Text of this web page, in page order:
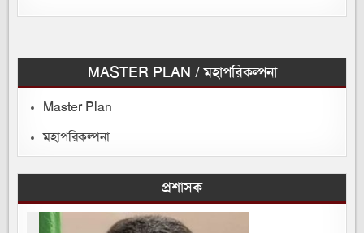
MASTER PLAN / মহাপরিকল্পনা
Master Plan
মহাপরিকল্পনা
প্রশাসক